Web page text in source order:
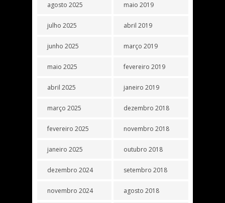
agosto 2025
julho 2025
junho 2025
maio 2025
abril 2025
março 2025
fevereiro 2025
janeiro 2025
dezembro 2024
novembro 2024
maio 2019
abril 2019
março 2019
fevereiro 2019
janeiro 2019
dezembro 2018
novembro 2018
outubro 2018
setembro 2018
agosto 2018